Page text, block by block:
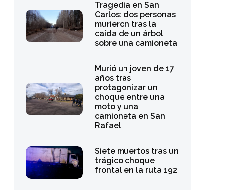
Tragedia en San
Carlos: dos personas
murieron tras la
caída de un árbol
sobre una camioneta
Murió un joven de 17
años tras
protagonizar un
choque entre una
moto y una
camioneta en San
Rafael
Siete muertos tras un
trágico choque
frontal en la ruta 192